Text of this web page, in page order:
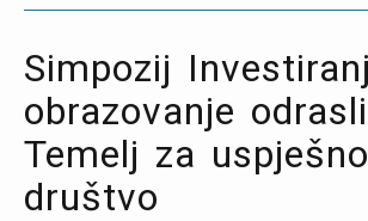
Simpozij
obrazovanje
Temelj za uspješno
društvo